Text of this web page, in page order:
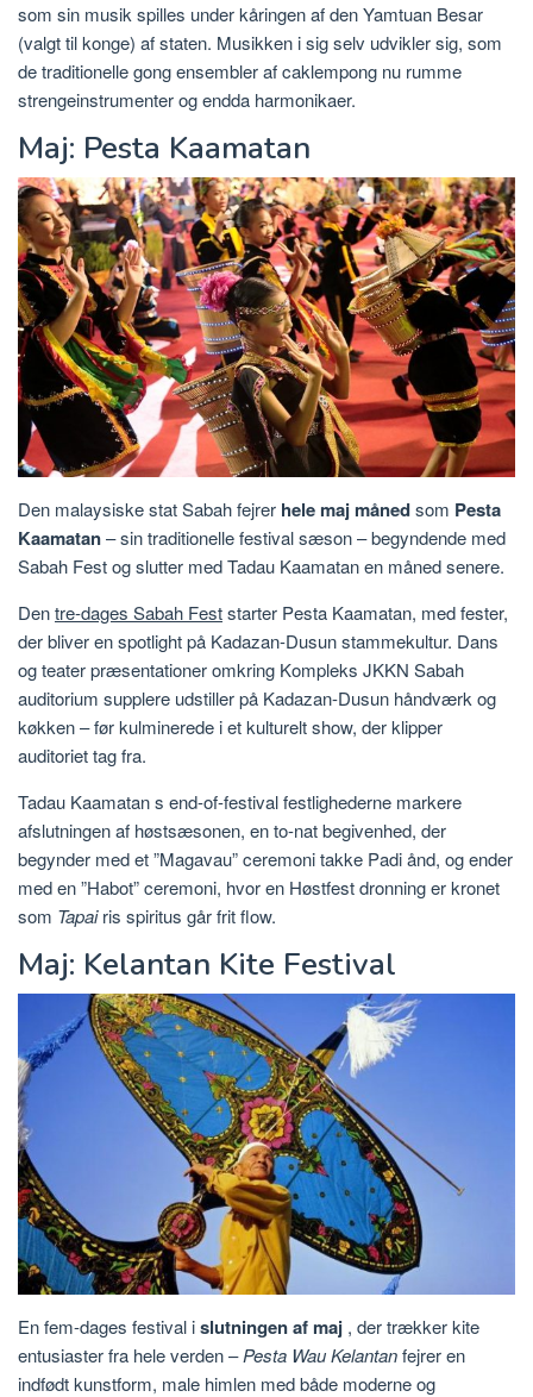
som sin musik spilles under kåringen af ​​den Yamtuan Besar
(valgt til konge) af staten. Musikken i sig selv udvikler sig, som
de traditionelle gong ensembler af caklempong nu rumme
strengeinstrumenter og endda harmonikaer.
Maj: Pesta Kaamatan
Den malaysiske stat Sabah fejrer hele maj månedsom Pesta
Kaamatan– sin traditionelle festival sæson – begyndende med
Sabah Fest og slutter med Tadau Kaamatan en måned senere.
Dentre-dages Sabah Feststarter Pesta Kaamatan, med fester,
der bliver en spotlight på Kadazan-Dusun stammekultur. Dans
og teater præsentationer omkring Kompleks JKKN Sabah
auditorium supplere udstiller på Kadazan-Dusun håndværk og
køkken – før kulminerede i et kulturelt show, der klipper
auditoriet tag fra.
Tadau Kaamatan s end-of-festival festlighederne markere
afslutningen af høstsæsonen, en to-nat begivenhed, der
begynder med et ”Magavau” ceremoni takke Padi ånd, og ender
med en ”Habot” ceremoni, hvor en Høstfest dronning er kronet
som Tapairis spiritus går frit flow.
Maj: Kelantan Kite Festival
En fem-dages festival islutningen af maj , der trækker kite
entusiaster fra hele verden –Pesta Wau Kelantanfejrer en
indfødt kunstform, male himlen med både moderne og